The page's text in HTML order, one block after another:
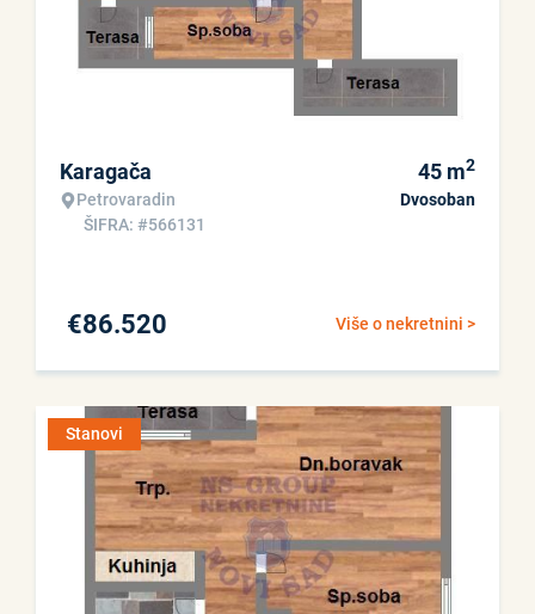
Karagača
Petrovaradin
ŠIFRA: #566131
45 m2
Dvosoban
Više o nekretnini >
€86.520
Stanovi